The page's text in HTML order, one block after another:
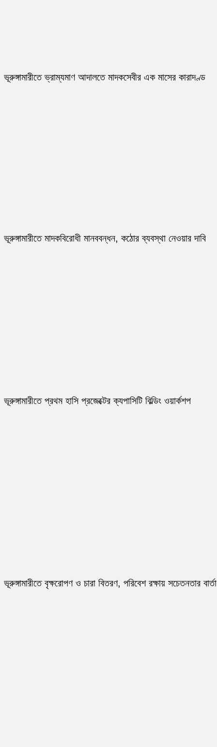
ভূরুঙ্গামারীতে ভ্রাম্যমাণ আদালতে মাদকসেবীর এক মাসের কারাদণ্ড
ভূরুঙ্গামারীতে মাদকবিরোধী মানববন্ধন, কঠোর ব্যবস্থা নেওয়ার দাবি
ভূরুঙ্গামারীতে প্রথম হাসি প্রজেক্টের ক্যপাসিটি বিল্ডিং ওয়ার্কশপ
ভূরুঙ্গামারীতে বৃক্ষরোপণ ও চারা বিতরণ, পরিবেশ রক্ষায় সচেতনতার বার্তা